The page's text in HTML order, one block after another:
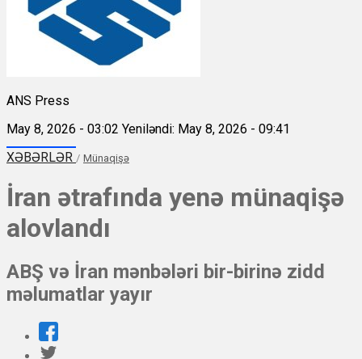
ANS Press
May 8, 2026 - 03:02 Yeniləndi: May 8, 2026 - 09:41
XƏBƏRLƏR / Münaqişə
İran ətrafında yenə münaqişə
alovlandı
ABŞ və İran mənbələri bir-birinə zidd
məlumatlar yayır